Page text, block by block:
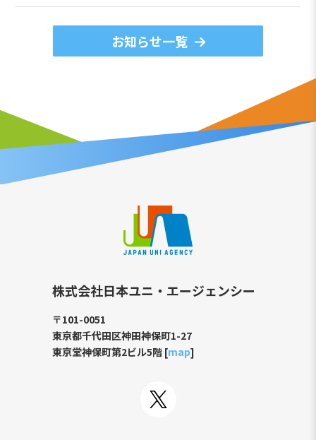
お知らせ一覧
株式会社日本ユニ・エージェンシー
〒101-0051
東京都千代田区神田神保町1-27
東京堂神保町第2ビル5階 [map]